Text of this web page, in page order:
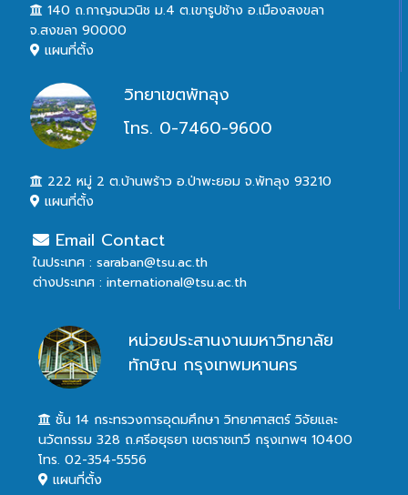
140 ถ.กาญจนวนิช ม.4 ต.เขารูปช้าง อ.เมืองสงขลา
จ.สงขลา 90000
แผนที่ตั้ง
วิทยาเขตพัทลุง
โทร. 0-7460-9600
222 หมู่ 2 ต.บ้านพร้าว อ.ป่าพะยอม จ.พัทลุง 93210
แผนที่ตั้ง
Email Contact
ในประเทศ : saraban@tsu.ac.th
ต่างประเทศ : international@tsu.ac.th
หน่วยประสานงานมหาวิทยาลัย
ทักษิณ กรุงเทพมหานคร
ชั้น 14 กระทรวงการอุดมศึกษา วิทยาศาสตร์ วิจัยและ
นวัตกรรม 328 ถ.ศรีอยุธยา เขตราชเทวี กรุงเทพฯ 10400
โทร. 02-354-5556
แผนที่ตั้ง